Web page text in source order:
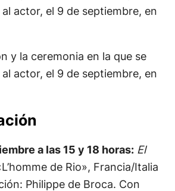
y la ceremonia en la que se
actor, el 9 de septiembre, en
a las 15 y 18 horas: El
de Rio», Francia/Italia
Philippe de Broca. Con